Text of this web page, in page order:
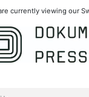
currently viewing our